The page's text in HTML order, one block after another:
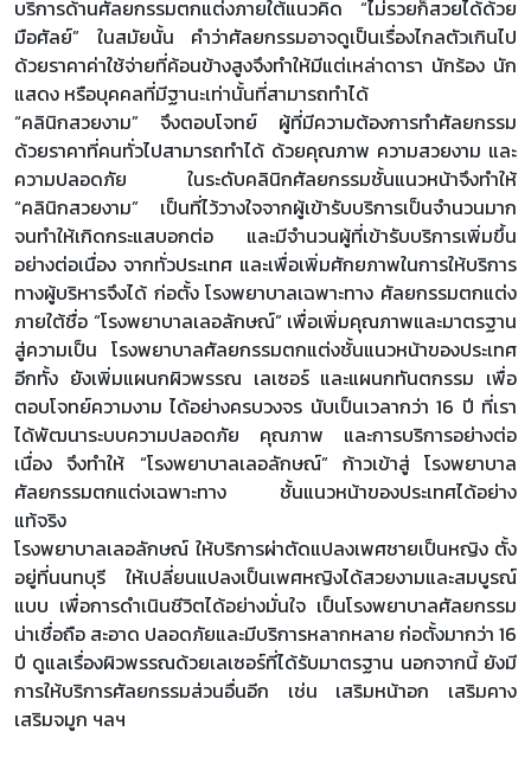
บริการด้านศัลยกรรมตกแต่งภายใต้แนวคิด “ไม่รวยก็สวยได้ด้วย
มือศัลย์” ในสมัยนั้น คำว่าศัลยกรรมอาจดูเป็นเรื่องไกลตัวเกินไป
ด้วยราคาค่าใช้จ่ายที่ค้อนข้างสูงจึงทำให้มีแต่เหล่าดารา นักร้อง นัก
แสดง หรือบุคคลที่มีฐานะเท่านั้นที่สามารถทำได้
“คลินิกสวยงาม” จึงตอบโจทย์ ผู้ที่มีความต้องการทำศัลยกรรม
ด้วยราคาที่คนทั่วไปสามารถทำได้ ด้วยคุณภาพ ความสวยงาม และ
ความปลอดภัย ในระดับคลินิกศัลยกรรมชั้นแนวหน้าจึงทำให้
“คลินิกสวยงาม” เป็นที่ไว้วางใจจากผู้เข้ารับบริการเป็นจำนวนมาก
จนทำให้เกิดกระแสบอกต่อ และมีจำนวนผู้ที่เข้ารับบริการเพิ่มขึ้น
อย่างต่อเนื่อง จากทั่วประเทศ และเพื่อเพิ่มศักยภาพในการให้บริการ
ทางผู้บริหารจึงได้ ก่อตั้ง โรงพยาบาลเฉพาะทาง ศัลยกรรมตกแต่ง
ภายใต้ชื่อ “โรงพยาบาลเลอลักษณ์” เพื่อเพิ่มคุณภาพและมาตรฐาน
สู่ความเป็น โรงพยาบาลศัลยกรรมตกแต่งชั้นแนวหน้าของประเทศ
อีกทั้ง ยังเพิ่มแผนกผิวพรรณ เลเซอร์ และแผนกทันตกรรม เพื่อ
ตอบโจทย์ความงาม ได้อย่างครบวงจร นับเป็นเวลากว่า 16 ปี ที่เรา
ได้พัฒนาระบบความปลอดภัย คุณภาพ และการบริการอย่างต่อ
เนื่อง จึงทำให้ “โรงพยาบาลเลอลักษณ์” ก้าวเข้าสู่ โรงพยาบาล
ศัลยกรรมตกแต่งเฉพาะทาง ชั้นแนวหน้าของประเทศได้อย่าง
แท้จริง
โรงพยาบาลเลอลักษณ์ ให้บริการผ่าตัดแปลงเพศชายเป็นหญิง ตั้ง
อยู่ที่นนทบุรี ให้เปลี่ยนแปลงเป็นเพศหญิงได้สวยงามและสมบูรณ์
แบบ เพื่อการดำเนินชีวิตได้อย่างมั่นใจ เป็นโรงพยาบาลศัลยกรรม
น่าเชื่อถือ สะอาด ปลอดภัยและมีบริการหลากหลาย ก่อตั้งมากว่า 16
ปี ดูแลเรื่องผิวพรรณด้วยเลเซอร์ที่ได้รับมาตรฐาน นอกจากนี้ ยังมี
การให้บริการศัลยกรรมส่วนอื่นอีก เช่น เสริมหน้าอก เสริมคาง
เสริมจมูก ฯลฯ